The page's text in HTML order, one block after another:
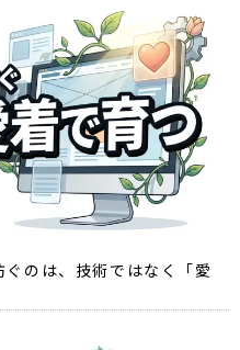
のは、技術ではなく「愛